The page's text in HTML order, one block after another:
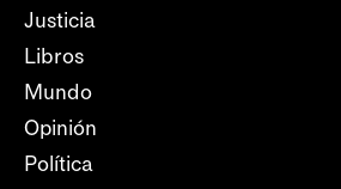
Justicia
Libros
Mundo
Opinión
Política